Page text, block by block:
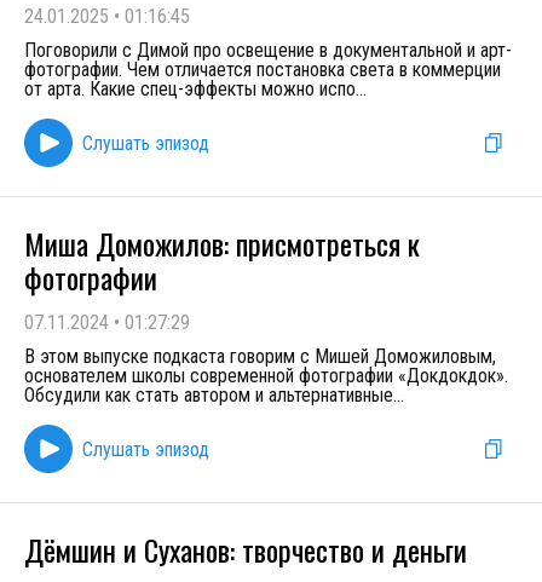
24.01.2025 • 01:16:45
Поговорили с Димой про освещение в документальной и арт-
фотографии. Чем отличается постановка света в коммерции
от арта. Какие спец-эффекты можно испо...
Слушать эпизод
Миша Доможилов: присмотреться к
фотографии
07.11.2024 • 01:27:29
В этом выпуске подкаста говорим с Мишей Доможиловым,
основателем школы современной фотографии «Докдокдок».
Обсудили как стать автором и альтернативные...
Слушать эпизод
Дёмшин и Суханов: творчество и деньги